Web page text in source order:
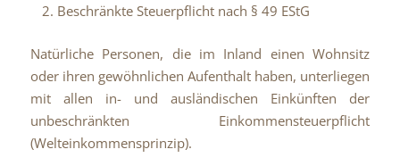
Beschränkte Steuerpflicht nach § 49 EStG
Natürliche Personen, die im Inland einen Wohnsitz
oder ihren gewöhnlichen Aufenthalt haben, unterliegen
mit allen in- und ausländischen Einkünften der
unbeschränkten Einkommensteuerpflicht
(Welteinkommensprinzip).